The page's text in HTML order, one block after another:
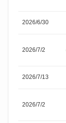
2026/6/30
2026/7/2
2026/7/13
2026/7/2